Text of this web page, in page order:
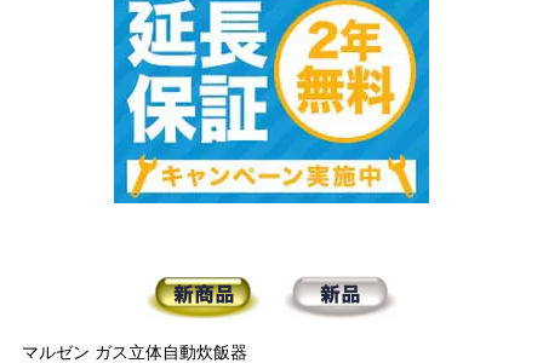
マルゼン ガス立体自動炊飯器